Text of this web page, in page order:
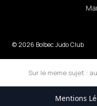
© 2026 Bolbec Judo Club
Sur le meme sujet :
Mentions